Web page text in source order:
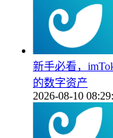
新手必看，
的数字资产
2026-08-10